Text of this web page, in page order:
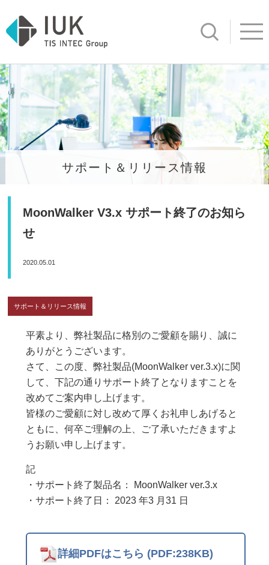
サイト内
サポート＆リリース情報
MoonWalker V3.x サポート終了のお知ら
せ
2020.05.01
サポート＆リリース情報
平素より、弊社製品に格別のご愛顧を賜り、誠に
ありがとうございます。
さて、この度、弊社製品(MoonWalker ver.3.x)に関
して、下記の通りサポート終了となりますことを
改めてご案内申し上げます。
皆様のご愛顧に対し改めて厚くお礼申しあげると
ともに、何卒ご理解の上、ご了承いただきますよ
うお願い申し上げます。
記
・サポート終了製品名： MoonWalker ver.3.x
・サポート終了日： 2023 年3 月31 日
詳細PDFはこちら (PDF:238KB)